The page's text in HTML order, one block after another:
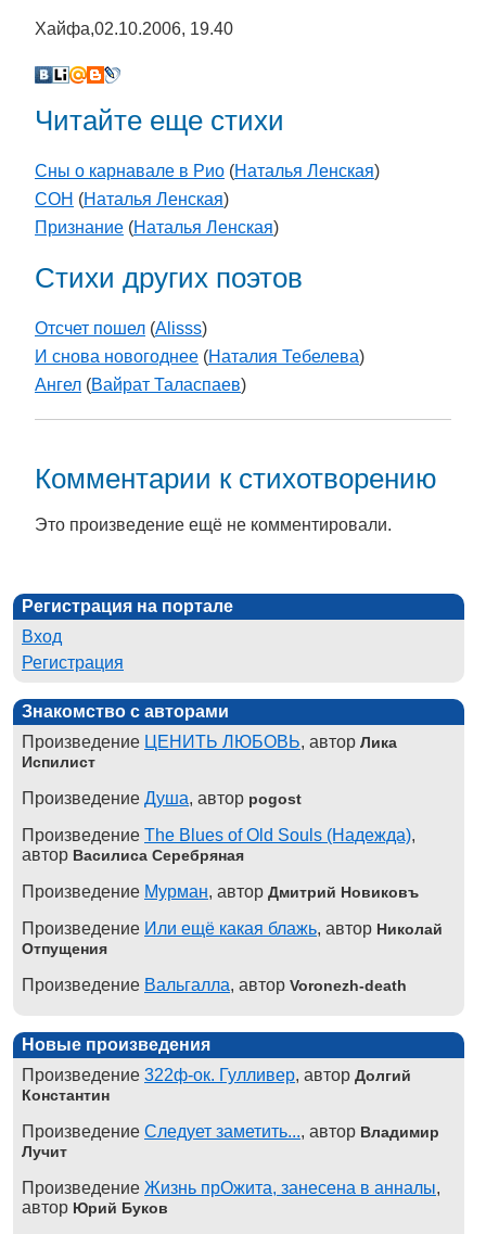
Хайфа,02.10.2006, 19.40
Читайте еще стихи
Сны о карнавале в Рио (Наталья Ленская)
СОН (Наталья Ленская)
Признание (Наталья Ленская)
Стихи других поэтов
Отсчет пошел (Alisss)
И снова новогоднее (Наталия Тебелева)
Ангел (Вайрат Таласпаев)
Комментарии к стихотворению
Это произведение ещё не комментировали.
Регистрация на портале
Вход
Регистрация
Знакомство с авторами
Произведение ЦЕНИТЬ ЛЮБОВЬ, автор Лика
Испилист
Произведение Душа, автор pogost
Произведение The Blues of Old Souls (Надежда),
автор Василиса Серебряная
Произведение Мурман, автор Дмитрий Новиковъ
Произведение Или ещё какая блажь, автор Николай
Отпущения
Произведение Вальгалла, автор Voronezh-death
Новые произведения
Произведение 322ф-ок. Гулливер, автор Долгий
Константин
Произведение Следует заметить..., автор Владимир
Лучит
Произведение Жизнь прОжита, занесена в анналы,
автор Юрий Буков